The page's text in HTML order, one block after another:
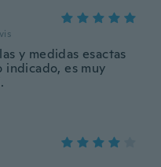
y medidas esactas
es muy